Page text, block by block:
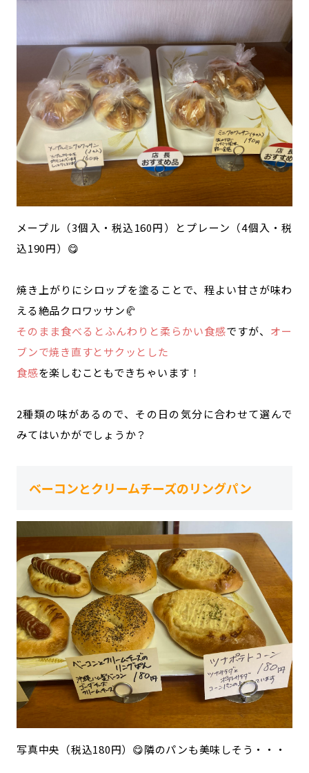
メープル（3個入・税込160円）とプレーン（4個入・税
込190円）😋
焼き上がりにシロップを塗ることで、程よい甘さが味わ
える絶品クロワッサン🥐
そのまま食べるとふんわりと柔らかい食感ですが、 オー
ブンで焼き直すとサクッとした
食感を楽しむこともできちゃいます！
2種類の味があるので、その日の気分に合わせて選んで
みてはいかがでしょうか？
ベーコンとクリームチーズのリングパン
写真中央（税込180円）😋隣のパンも美味しそう・・・